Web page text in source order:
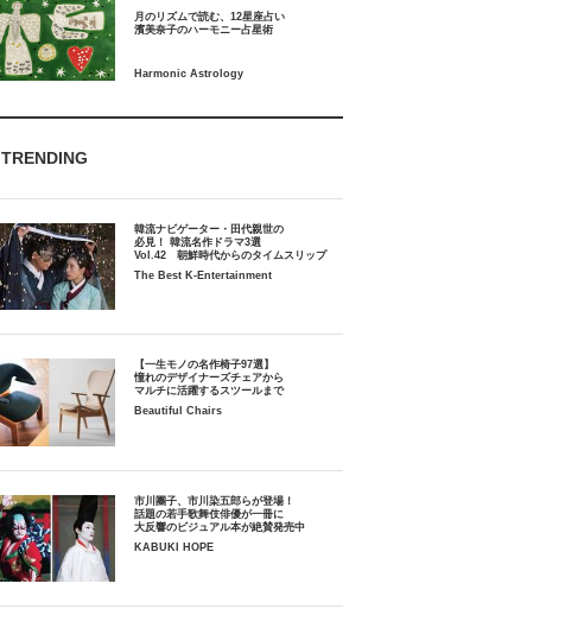
月のリズムで読む、12星座占い
TRENDING
韓流ナビゲーター・田代親世の
必見！ 韓流名作ドラマ3選
Vol.42 朝鮮時代からのタイムスリップ
The Best K-Entertainment
【一生モノの名作椅子97選】
憧れのデザイナーズチェアから
マルチに活躍するスツールまで
Beautiful Chairs
市川團子、市川染五郎らが登場！
話題の若手歌舞伎俳優が一冊に
大反響のビジュアル本が絶賛発売中
KABUKI HOPE